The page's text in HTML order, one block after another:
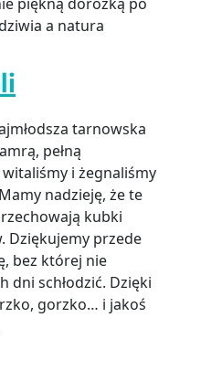
a natura
tarnowska
pełną
i żegnaliśmy
nadzieję, że te
kubki
Dziękujemy przede
bez której nie
dni schłodzić. Dzięki
gorzko… i jakoś